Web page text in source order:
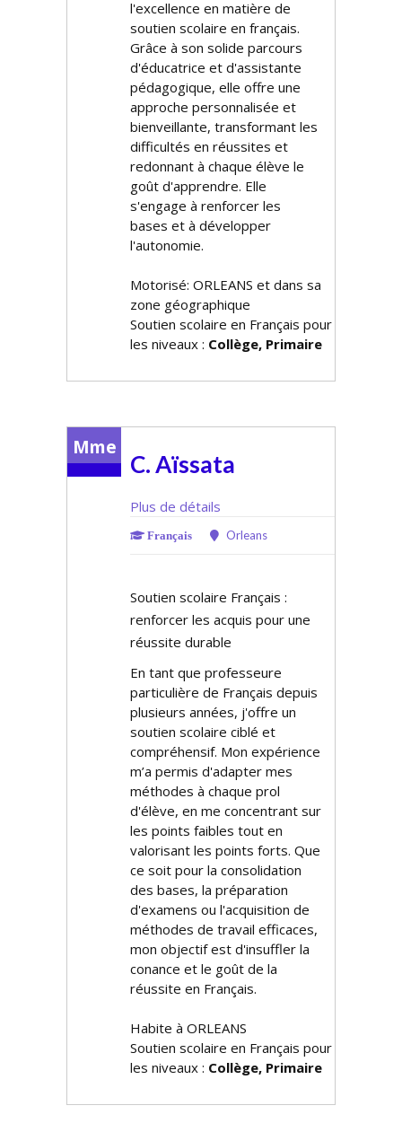
l'excellence en matière de
soutien scolaire en français.
Grâce à son solide parcours
d'éducatrice et d'assistante
pédagogique, elle offre une
approche personnalisée et
bienveillante, transformant les
difficultés en réussites et
redonnant à chaque élève le
goût d'apprendre. Elle
s'engage à renforcer les
bases et à développer
l'autonomie.
Motorisé: ORLEANS et dans sa
zone géographique
Soutien scolaire en Français pour
les niveaux : Collège, Primaire
Mme
C. Aïssata
Plus de détails
Français Orleans
Soutien scolaire Français :
renforcer les acquis pour une
réussite durable
En tant que professeure
particulière de Français depuis
plusieurs années, j'offre un
soutien scolaire ciblé et
compréhensif. Mon expérience
m’a permis d'adapter mes
méthodes à chaque profil
d'élève, en me concentrant sur
les points faibles tout en
valorisant les points forts. Que
ce soit pour la consolidation
des bases, la préparation
d'examens ou l'acquisition de
méthodes de travail efficaces,
mon objectif est d'insuffler la
confiance et le goût de la
réussite en Français.
Habite à ORLEANS
Soutien scolaire en Français pour
les niveaux : Collège, Primaire